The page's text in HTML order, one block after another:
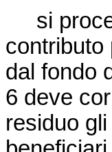
si
contributo
dal fondo
6 deve
residuo